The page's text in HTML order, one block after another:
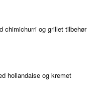
chimichurri og grillet tilbehør
hollandaise og kremet